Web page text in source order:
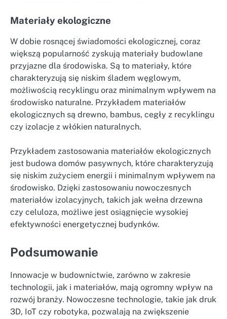
Materiały ekologiczne
W dobie rosnącej świadomości ekologicznej, coraz
większą popularność zyskują materiały budowlane
przyjazne dla środowiska. Są to materiały, które
charakteryzują się niskim śladem węglowym,
możliwością recyklingu oraz minimalnym wpływem na
środowisko naturalne. Przykładem materiałów
ekologicznych są drewno, bambus, cegły z recyklingu
czy izolacje z włókien naturalnych.
Przykładem zastosowania materiałów ekologicznych
jest budowa domów pasywnych, które charakteryzują
się niskim zużyciem energii i minimalnym wpływem na
środowisko. Dzięki zastosowaniu nowoczesnych
materiałów izolacyjnych, takich jak wełna drzewna
czy celuloza, możliwe jest osiągnięcie wysokiej
efektywności energetycznej budynków.
Podsumowanie
Innowacje w budownictwie, zarówno w zakresie
technologii, jak i materiałów, mają ogromny wpływ na
rozwój branży. Nowoczesne technologie, takie jak druk
3D, IoT czy robotyka, pozwalają na zwiększenie